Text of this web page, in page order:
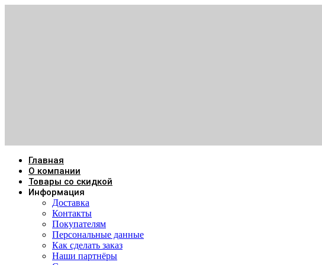
Главная
О компании
Товары со скидкой
Информация
Доставка
Контакты
Покупателям
Персональные данные
Как сделать заказ
Наши партнёры